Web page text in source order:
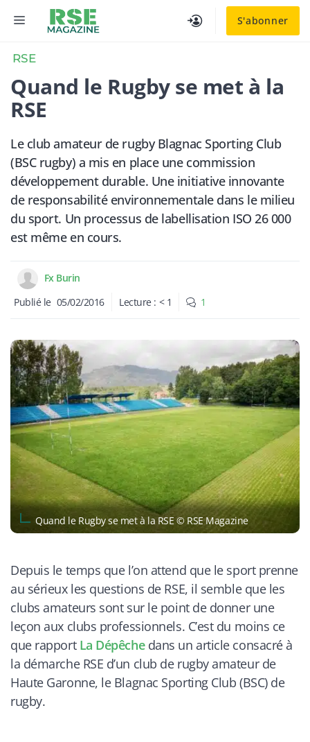
S'abonner
MENU
RSE
Quand le Rugby se met à la
RSE
Le club amateur de rugby Blagnac Sporting Club
(BSC rugby) a mis en place une commission
développement durable. Une initiative innovante
de responsabilité environnementale dans le milieu
du sport. Un processus de labellisation ISO 26 000
est même en cours.
Fx Burin
Publié le 05/02/2016 Lecture : < 1 1
Quand le Rugby se met à la RSE © RSE Magazine
Depuis le temps que l’on attend que le sport prenne
au sérieux les questions de RSE, il semble que les
clubs amateurs sont sur le point de donner une
leçon aux clubs professionnels. C’est du moins ce
que rapport La Dépêche dans un article consacré à
la démarche RSE d’un club de rugby amateur de
Haute Garonne, le Blagnac Sporting Club (BSC) de
rugby.